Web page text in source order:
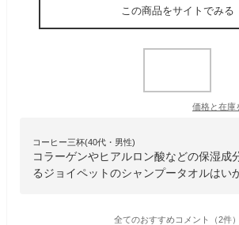
この商品をサイトでみる
価格と在庫
コーヒー三杯(40代・男性)
コラーゲンやヒアルロン酸などの保湿成
るジョイペットのシャンプータオルはい
全てのおすすめコメント（2件）